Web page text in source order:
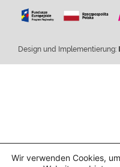
Design und Implementierung:
Wir verwenden Cookies,